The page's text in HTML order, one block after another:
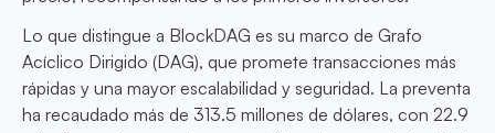
Lo que distingue a BlockDAG es su marco de Grafo
Acíclico Dirigido (DAG), que promete transacciones más
rápidas y una mayor escalabilidad y seguridad. La preventa
ha recaudado más de 313.5 millones de dólares, con 22.9